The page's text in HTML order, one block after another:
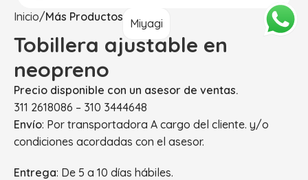
Inicio Más Productos Miyagi
Tobillera ajustable en
neopreno
Precio disponible con un asesor de ventas.
311 2618086 – 310 3444648
Envío: Por transportadora A cargo del cliente. y/o
condiciones acordadas con el asesor.
Entrega: De 5 a 10 días hábiles.